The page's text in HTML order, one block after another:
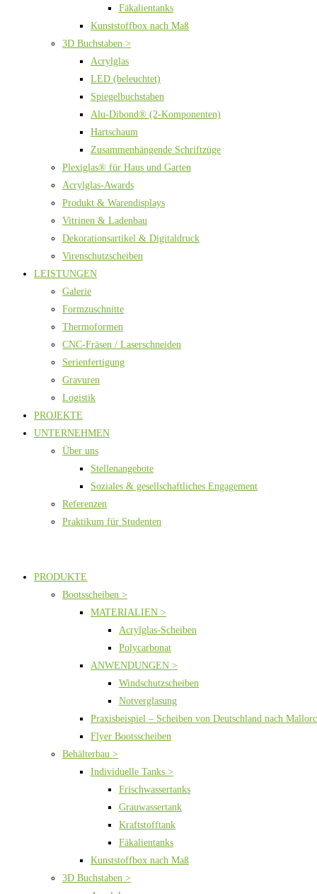
Fäkalientanks
Kunststoffbox nach Maß
3D Buchstaben >
Acrylglas
LED (beleuchtet)
Spiegelbuchstaben
Alu-Dibond® (2-Komponenten)
Hartschaum
Zusammenhängende Schriftzüge
Plexiglas® für Haus und Garten
Acrylglas-Awards
Produkt & Warendisplays
Vitrinen & Ladenbau
Dekorationsartikel & Digitaldruck
Virenschutzscheiben
LEISTUNGEN
Galerie
Formzuschnitte
Thermoformen
CNC-Fräsen / Laserschneiden
Serienfertigung
Gravuren
Logistik
PROJEKTE
UNTERNEHMEN
Über uns
Stellenangebote
Soziales & gesellschaftliches Engagement
Referenzen
Praktikum für Studenten
PRODUKTE
Bootsscheiben >
MATERIALIEN >
Acrylglas-Scheiben
Polycarbonat
ANWENDUNGEN >
Windschutzscheiben
Notverglasung
Praxisbeispiel – Scheiben von Deutschland nach
Flyer Bootsscheiben
Behälterbau >
Individuelle Tanks >
Frischwassertanks
Grauwassertank
Kraftstofftank
Fäkalientanks
Kunststoffbox nach Maß
3D Buchstaben >